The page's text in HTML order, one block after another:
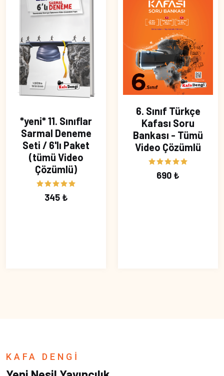
*yeni* 11. Sınıflar
Sarmal Deneme
Seti / 6'lı Paket
(tümü Video
Çözümlü)
345 ₺
6. Sınıf Türkçe
Kafası Soru
Bankası - Tümü
Video Çözümlü
690 ₺
KAFA DENGİ